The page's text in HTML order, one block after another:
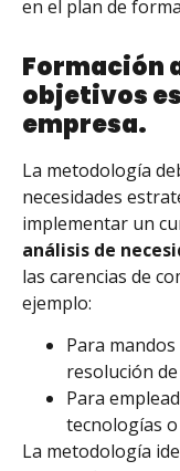
en el plan de
Formación
objetivos
empresa.
La metodología
necesidades
implementar un
análisis de
las carencias de
ejemplo:
Para
resolución
Para
tecnologías
La metodología